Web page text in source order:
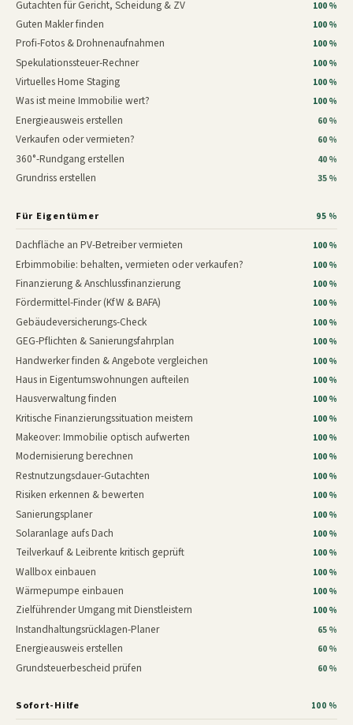
Gutachten für Gericht, Scheidung & ZV 100 %
Guten Makler finden 100 %
Profi-Fotos & Drohnenaufnahmen 100 %
Spekulationssteuer-Rechner 100 %
Virtuelles Home Staging 100 %
Was ist meine Immobilie wert? 100 %
Energieausweis erstellen 60 %
Verkaufen oder vermieten? 60 %
360°-Rundgang erstellen 40 %
Grundriss erstellen 35 %
Für Eigentümer 95 %
Dachfläche an PV-Betreiber vermieten 100 %
Erbimmobilie: behalten, vermieten oder verkaufen? 100 %
Finanzierung & Anschlussfinanzierung 100 %
Fördermittel-Finder (KfW & BAFA) 100 %
Gebäudeversicherungs-Check 100 %
GEG-Pflichten & Sanierungsfahrplan 100 %
Handwerker finden & Angebote vergleichen 100 %
Haus in Eigentumswohnungen aufteilen 100 %
Hausverwaltung finden 100 %
Kritische Finanzierungssituation meistern 100 %
Makeover: Immobilie optisch aufwerten 100 %
Modernisierung berechnen 100 %
Restnutzungsdauer-Gutachten 100 %
Risiken erkennen & bewerten 100 %
Sanierungsplaner 100 %
Solaranlage aufs Dach 100 %
Teilverkauf & Leibrente kritisch geprüft 100 %
Wallbox einbauen 100 %
Wärmepumpe einbauen 100 %
Zielführender Umgang mit Dienstleistern 100 %
Instandhaltungsrücklagen-Planer 65 %
Energieausweis erstellen 60 %
Grundsteuerbescheid prüfen 60 %
Sofort-Hilfe 100 %